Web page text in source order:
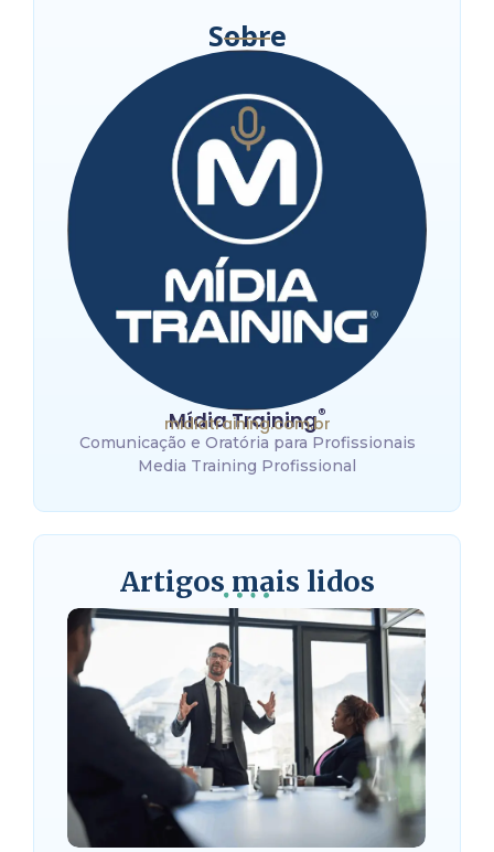
Sobre
Mídia Training®
midiatraining.com.br
Comunicação e Oratória para Profissionais
Media Training Profissional
Artigos mais lidos